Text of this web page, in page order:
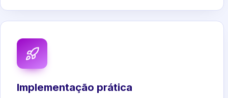
Implementação prática